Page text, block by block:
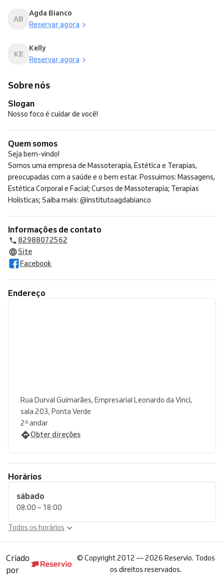
AB
Agda Bianco
Reservar agora
KE
Kelly
Reservar agora
Sobre nós
Slogan
Nosso foco é cuidar de você!
Quem somos
Seja bem-vindo!
Somos uma empresa de Massoterapia, Estética e Terapias,
preocupadas com a saúde e o bem estar. Possuimos: Massagens,
Estética Corporal e Facial; Cursos de Massoterapia; Terapias
Holísticas; Saiba mais: @institutoagdabianco
Informações de contato
82988072562
Site
Facebook
Endereço
Rua Durval Guimarães, Empresarial Leonardo da Vinci,
sala 203, Ponta Verde
2º andar
Obter direções
Horários
sábado
08:00 – 18:00
Todos os horários
Criado
por
© Copyright 2012 — 2026 Reservio. Todos
os direitos reservados.